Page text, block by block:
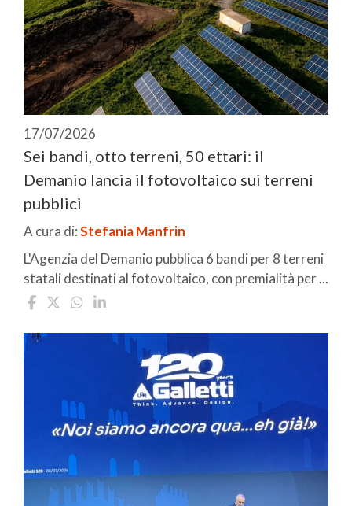
17/07/2026
Sei bandi, otto terreni, 50 ettari: il
Demanio lancia il fotovoltaico sui terreni
pubblici
A cura di:Stefania Manfrin
L'Agenzia del Demanio pubblica 6 bandi per 8 terreni
statali destinati al fotovoltaico, con premialità per ...